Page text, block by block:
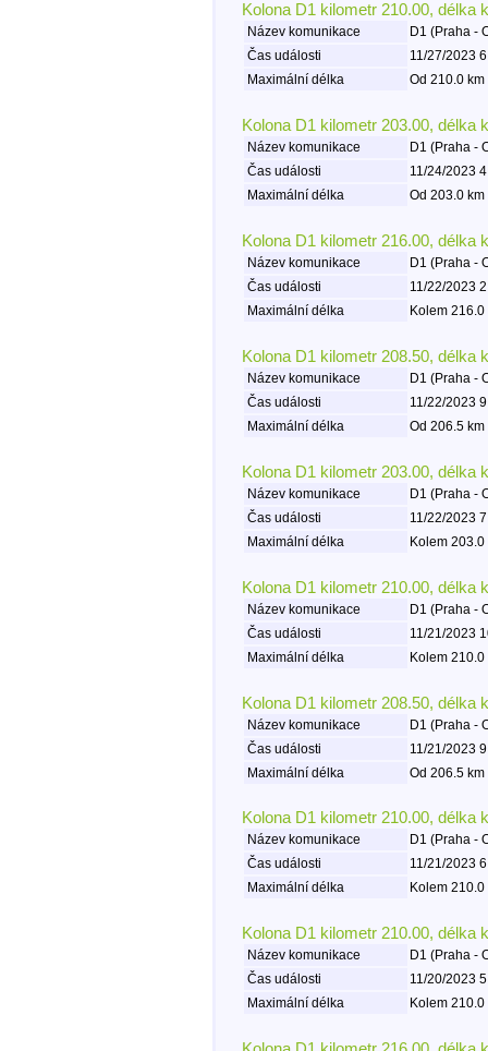
Kolona D1 kilometr 210.00, délka
Název komunikace
D1 (Praha -
Čas události
11/27/2023
Maximální délka
Od 210.0
Kolona D1 kilometr 203.00, délka
Název komunikace
D1 (Praha -
Čas události
11/24/2023
Maximální délka
Od 203.0
Kolona D1 kilometr 216.00, délka
Název komunikace
D1 (Praha -
Čas události
11/22/2023
Maximální délka
Kolem
Kolona D1 kilometr 208.50, délka
Název komunikace
D1 (Praha -
Čas události
11/22/2023
Maximální délka
Od 206.5
Kolona D1 kilometr 203.00, délka
Název komunikace
D1 (Praha -
Čas události
11/22/2023
Maximální délka
Kolem
Kolona D1 kilometr 210.00, délka
Název komunikace
D1 (Praha -
Čas události
11/21/2023
Maximální délka
Kolem
Kolona D1 kilometr 208.50, délka
Název komunikace
D1 (Praha -
Čas události
11/21/2023
Maximální délka
Od 206.5
Kolona D1 kilometr 210.00, délka
Název komunikace
D1 (Praha -
Čas události
11/21/2023
Maximální délka
Kolem
Kolona D1 kilometr 210.00, délka
Název komunikace
D1 (Praha -
Čas události
11/20/2023
Maximální délka
Kolem